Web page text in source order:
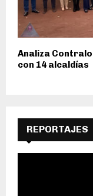
Analiza
con 14 alcaldías
REPORTAJES